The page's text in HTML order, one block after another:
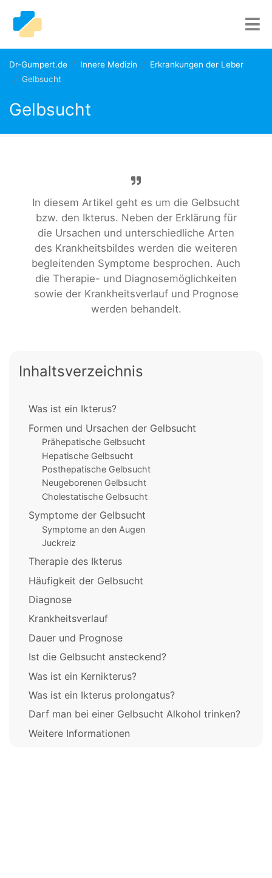
Dr-Gumpert.de Innere Medizin
Erkrankungen der Leber
Gelbsucht
Gelbsucht
In diesem Artikel geht es um die Gelbsucht
bzw. den Ikterus. Neben der Erklärung für
die Ursachen und unterschiedliche Arten
des Krankheitsbildes werden die weiteren
begleitenden Symptome besprochen. Auch
die Therapie- und Diagnosemöglichkeiten
sowie der Krankheitsverlauf und Prognose
werden behandelt.
Inhaltsverzeichnis
Was ist ein Ikterus?
Formen und Ursachen der Gelbsucht
Prähepatische Gelbsucht
Hepatische Gelbsucht
Posthepatische Gelbsucht
Neugeborenen Gelbsucht
Cholestatische Gelbsucht
Symptome der Gelbsucht
Symptome an den Augen
Juckreiz
Therapie des Ikterus
Häufigkeit der Gelbsucht
Diagnose
Krankheitsverlauf
Dauer und Prognose
Ist die Gelbsucht ansteckend?
Was ist ein Kernikterus?
Was ist ein Ikterus prolongatus?
Darf man bei einer Gelbsucht Alkohol trinken?
Weitere Informationen